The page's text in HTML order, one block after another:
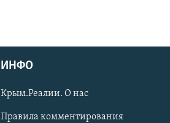
ИНФО
Крым.Реалии. О нас
Правила комментирования